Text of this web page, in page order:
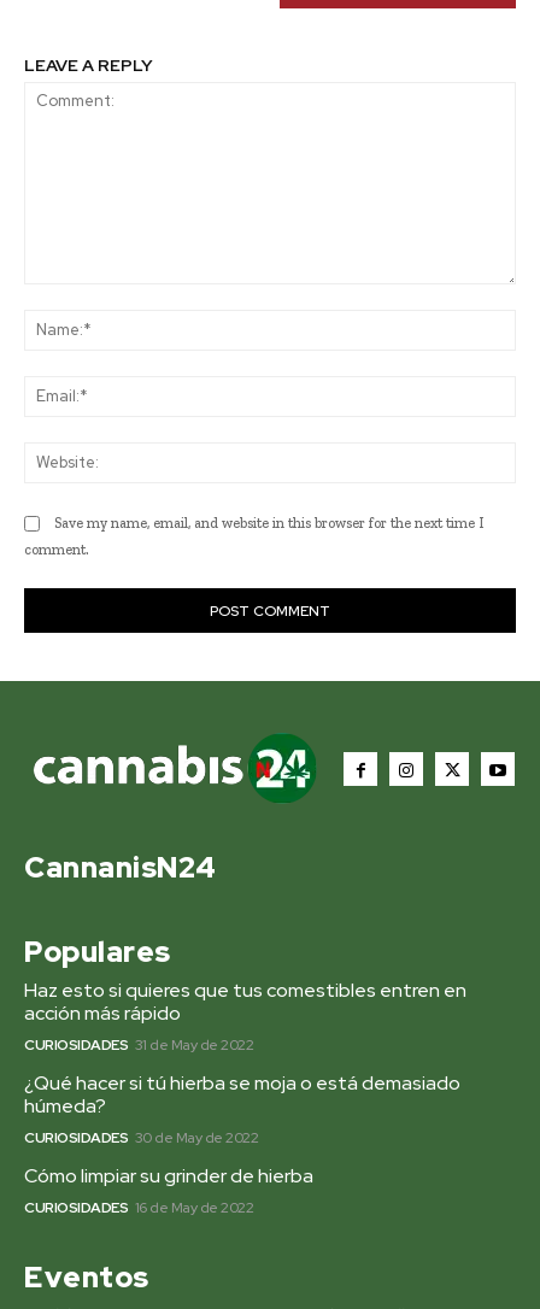
LEAVE A REPLY
Save my name, email, and website in this browser for the next time I
comment.
CannanisN24
Populares
Haz esto si quieres que tus comestibles entren en
acción más rápido
CURIOSIDADES 31 de May de 2022
¿Qué hacer si tú hierba se moja o está demasiado
húmeda?
CURIOSIDADES 30 de May de 2022
Cómo limpiar su grinder de hierba
CURIOSIDADES 16 de May de 2022
Eventos